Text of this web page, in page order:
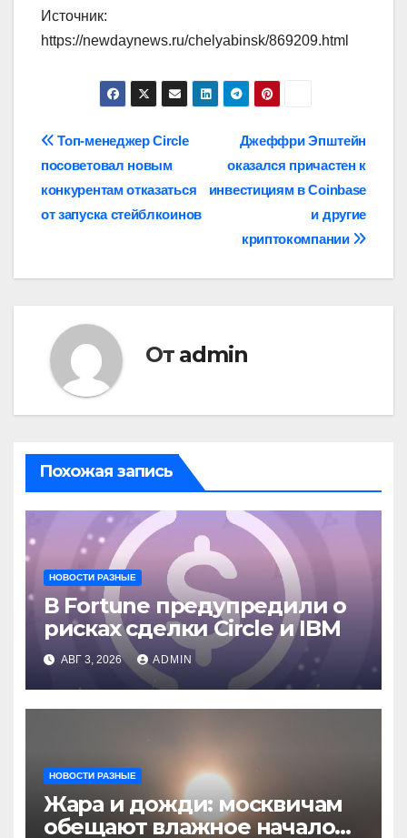
Источник:
https://newdaynews.ru/chelyabinsk/869209.html
Навигация
по
записям
Джеффри Эпштейн
оказался причастен к
инвестициям в Coinbase
и другие
криптокомпании
Топ-менеджер Circle
посоветовал новым
конкурентам отказаться
от запуска стейблкоинов
От admin
Похожая запись
НОВОСТИ РАЗНЫЕ
В Fortune предупредили о
рисках сделки Circle и IBM
АВГ 3, 2026 ADMIN
НОВОСТИ РАЗНЫЕ
Жара и дожди: москвичам
обещают влажное начало